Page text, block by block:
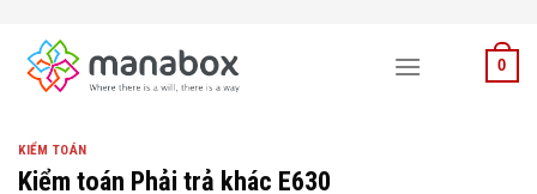
content
0
KIỂM TOÁN
Kiểm toán Phải trả khác E630